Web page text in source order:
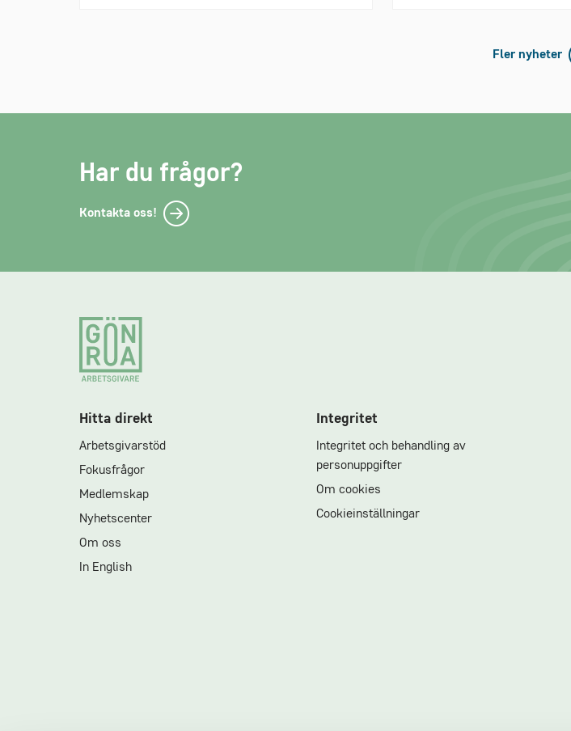
Fler nyheter
Har du frågor?
Kontakta oss!
Hitta direkt
Arbetsgivarstöd
Fokusfrågor
Medlemskap
Nyhetscenter
Om oss
In English
Integritet
Integritet och behandling av
personuppgifter
Om cookies
Cookieinställningar